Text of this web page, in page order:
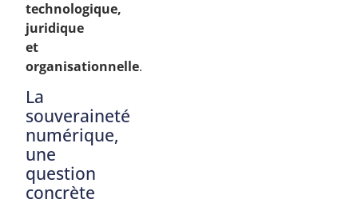
technologique,
juridique
et
organisationnelle.
La
souveraineté
numérique,
une
question
concrète